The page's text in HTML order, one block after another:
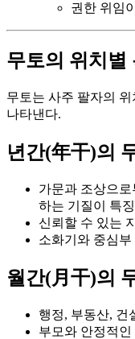
권한 위임
무토의 위치별
무토는 사주 팔자의
나타낸다.
년간(年干)의
가문과 조상으로
하는 기질이 특
신뢰할 수 있는
소화기와 중심
월간(月干)의
행정, 부동산, 건
부모와 안정적